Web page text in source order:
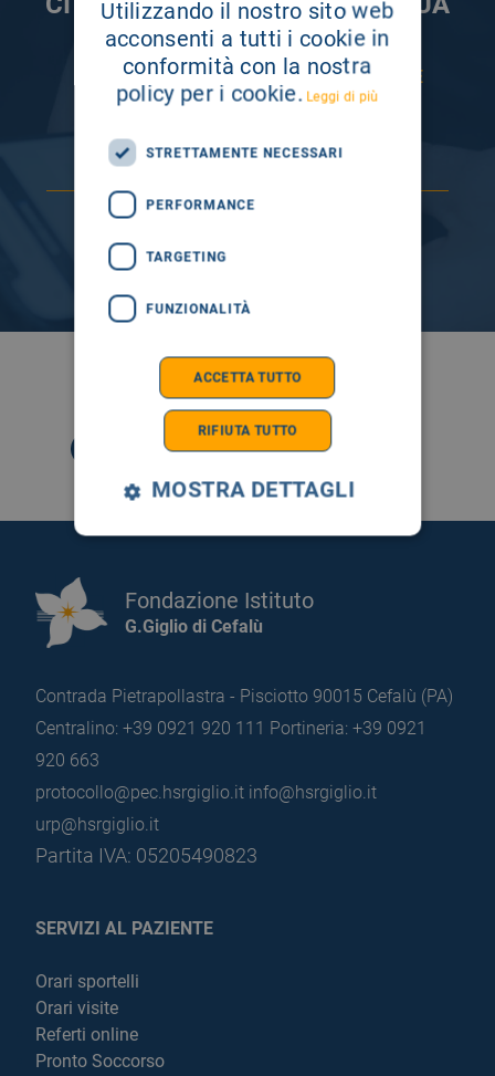
INFORMAZIONE
ISCRIVITI AI NOSTRI CANALI PER RESTARE
SEMPRE AGGIORNATO
SEGUICI SU
Fondazione Istituto
G.Giglio di Cefalù
Contrada Pietrapollastra - Pisciotto 90015 Cefalù (PA)
Centralino: +39 0921 920 111 Portineria: +39 0921
920 663
protocollo@pec.hsrgiglio.it info@hsrgiglio.it
urp@hsrgiglio.it
Partita IVA: 05205490823
SERVIZI AL PAZIENTE
Orari sportelli
Orari visite
Referti online
Pronto Soccorso
Utilizzando il nostro sito web
acconsenti a tutti i cookie in
conformità con la nostra
policy per i cookie. Leggi di più
STRETTAMENTE NECESSARI
PERFORMANCE
TARGETING
FUNZIONALITÀ
ACCETTA TUTTO
RIFIUTA TUTTO
MOSTRA DETTAGLI